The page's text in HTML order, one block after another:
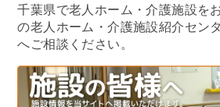
千葉県で老人ホーム・介護施設を
の老人ホーム・介護施設紹介セン
へご相談ください。